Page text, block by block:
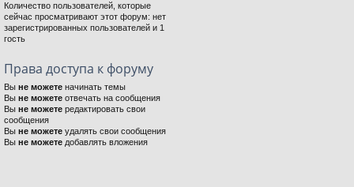
Количество пользователей, которые
сейчас просматривают этот форум: нет
зарегистрированных пользователей и 1
гость
Права доступа к форуму
Вы не можете начинать темы
Вы не можете отвечать на сообщения
Вы не можете редактировать свои
сообщения
Вы не можете удалять свои сообщения
Вы не можете добавлять вложения